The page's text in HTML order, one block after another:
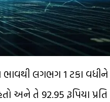
લગભગ 1 ટકા વધીને
અને તે 92.95 રૂપિયા